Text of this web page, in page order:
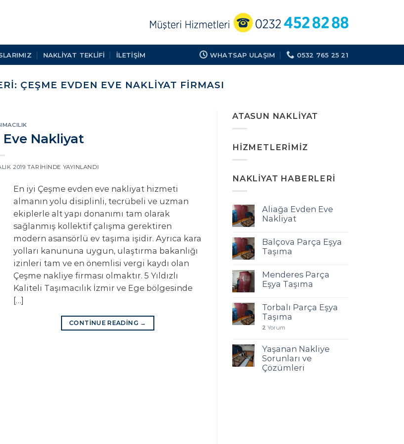
NAKLIYAT TEKLIFI İLETİŞİM WHATSAP ULAŞIM 0532 765 25 21
ÇEŞME EVDEN EVE NAKLIYAT FIRMASI
Eve Nakliyat
2019 TARIHINDE YAYINLANDI
En iyi Çeşme evden eve nakliyat hizmeti
almanın yolu disiplinli, tecrübeli ve uzman
ekiplerle alt yapı donanımı tam olarak
sağlanmış kollektif çalışma gerektiren
modern asansörlü ev taşıma işidir. Ayrıca kara
yolları kanununa uygun, ulaştırma bakanlığı
izinleri tam ve en önemlisi vergi kaydı olan
Çeşme nakliye firması olmaktır. 5 Yıldızlı
Kaliteli Taşımacılık İzmir ve Ege bölgesinde
[…]
CONTINUE READING →
ATASUN NAKLIYAT
HIZMETLERIMIZ
NAKLIYAT HABERLERI
Aliağa Evden Eve
Nakliyat
Balçova Parça Eşya
Taşıma
Menderes Parça
Eşya Taşıma
Torbalı Parça Eşya
Taşıma
2 Yorum
Yaşanan Nakliye
Sorunları ve
Çözümleri